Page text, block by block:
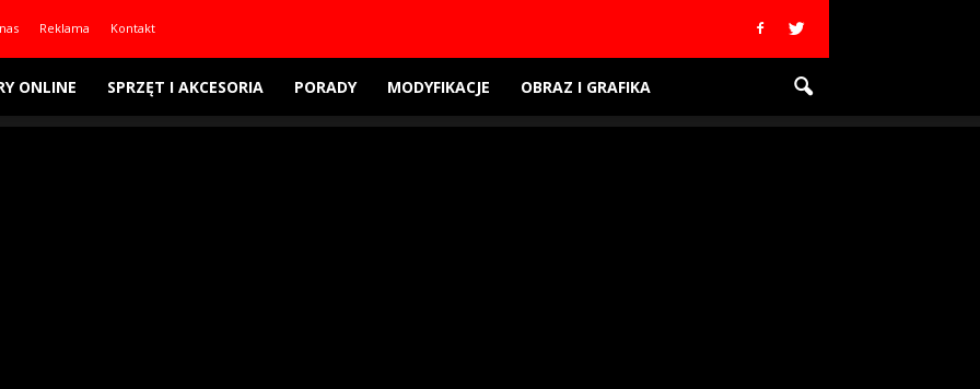
Reklama Kontakt
ONLINE SPRZĘT I AKCESORIA PORADY MODYFIKACJE OBRAZ I GRAFIKA